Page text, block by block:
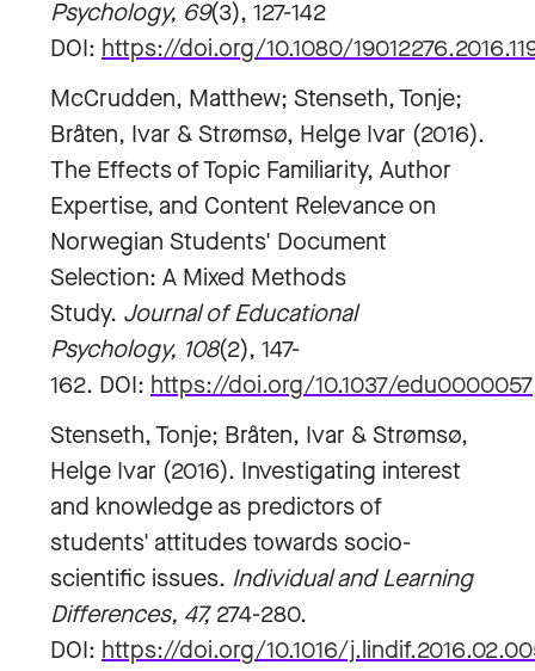
Psychology, 69(3), 127-142
DOI: https://doi.org/10.1080/
McCrudden, Matthew; Stenseth, Tonje;
Bråten, Ivar & Strømsø, Helge Ivar (2016).
The Effects of Topic Familiarity, Author
Expertise, and Content Relevance on
Norwegian Students' Document
Selection: A Mixed Methods
Study. Journal of Educational
Psychology, 108(2), 147-
162. DOI: https://doi.org/10.1037/edu0000057
Stenseth, Tonje; Bråten, Ivar & Strømsø,
Helge Ivar (2016). Investigating interest
and knowledge as predictors of
students' attitudes towards socio-
scientific issues. Individual and Learning
Differences, 47,274-280.
DOI: https://doi.org/10.1016/